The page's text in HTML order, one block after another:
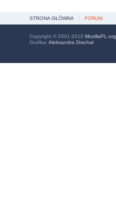
STRONA GŁÓWNA FORUM
Copyright © 2001-2010 MozillaPL.org
Grafika: Aleksandra Drachal